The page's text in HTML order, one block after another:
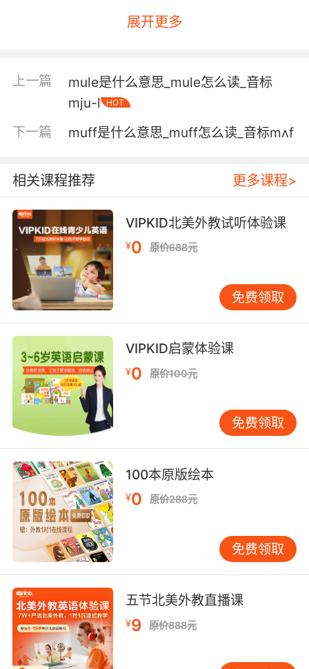
我就是这样知道赌场抢劫的事的
之所以叫圣杯 不在于杯子
6. You didn't catch it. I loved that mug.
7. We're not certain he was a victim of
mugging.
我们不确定他是抢劫案受害者
8. The same mug that he accused you of
planting.
就是他坚称是你们伪造的那个杯子
展开更多
上一篇
mule是什么意思_mule怎么读_音标
mju-l
HOT
下一篇 muff是什么意思_muff怎么读_音标mʌf
相关课程推荐 更多课程>
VIPKID北美外教试听体验课
¥0 原价688元
免费领取
VIPKID启蒙体验课
¥0 原价100元
免费领取
100本原版绘本
¥0 原价288元
免费领取
五节北美外教直播课
¥9 原价888元